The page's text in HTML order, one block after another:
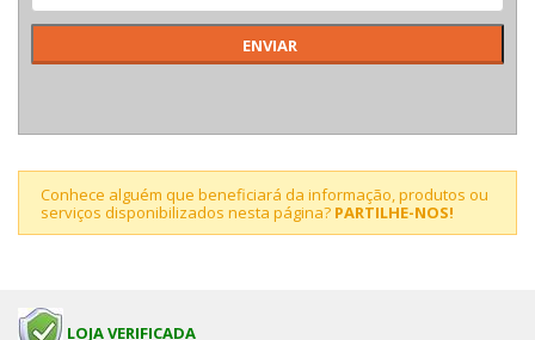
Conhece alguém que beneficiará da informação, produtos ou
serviços disponibilizados nesta página? PARTILHE-NOS!
LOJA VERIFICADA